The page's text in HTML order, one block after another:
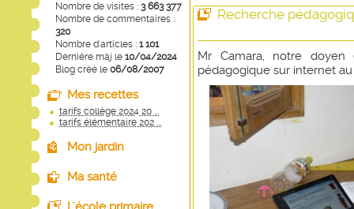
Nombre de visites : 3 663 377
Nombre de commentaires :
320
Nombre d'articles : 1 101
Dernière màj le 10/04/2024
Blog créé le 06/08/2007
Mes recettes
tarifs collège 2024 20 ...
tarifs élémentaire 202 ...
Mon jardin
Ma santé
Recherche
Mr Camara, notre
pédagogique sur internet